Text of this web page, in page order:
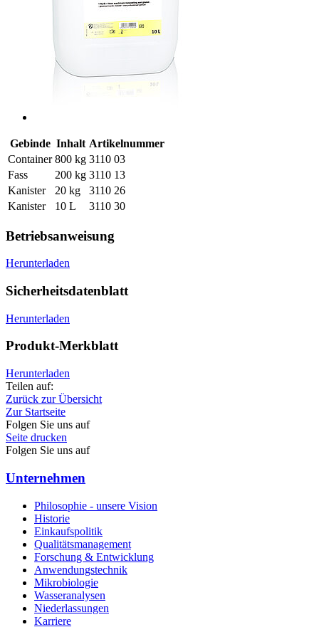
Gebinde Inhalt Artikelnummer
Container 800 kg 3110 03
Fass
200 kg 3110 13
Kanister
20 kg
3110 26
Kanister
10 L 3110 30
Betriebsanweisung
Herunterladen
Sicherheitsdatenblatt
Herunterladen
Produkt-Merkblatt
Herunterladen
Teilen auf:
Zurück zur Übersicht
Zur Startseite
Folgen Sie uns auf
Seite drucken
Folgen Sie uns auf
Unternehmen
Philosophie - unsere Vision
Historie
Einkaufspolitik
Qualitätsmanagement
Forschung & Entwicklung
Anwendungstechnik
Mikrobiologie
Wasseranalysen
Niederlassungen
Karriere